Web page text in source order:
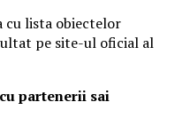
cu lista obiectelor
pe site-ul oficial al
partenerii sai